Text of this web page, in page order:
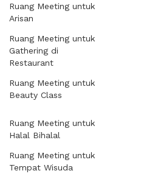
Ruang Meeting untuk
Arisan
Ruang Meeting untuk
Gathering di
Restaurant
Ruang Meeting untuk
Beauty Class
Ruang Meeting untuk
Halal Bihalal
Ruang Meeting untuk
Tempat Wisuda